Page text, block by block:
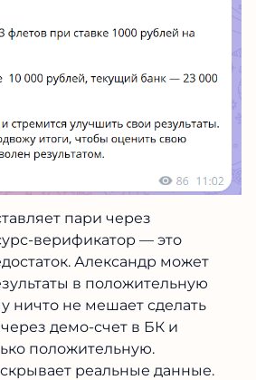
пари через
верификатор — это
Александр может
в положительную
ничто не мешает сделать
демо-счет в БК и
положительную.
реальные данные.